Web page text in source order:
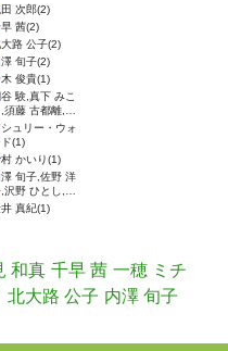
次郎(2)
茜(2)
路 公子(2)
旬子(2)
俊貴(1)
験,真下 みこ
,須藤 古都離,…
シュリー・ウォ
ド(1)
かいり(1)
旬子,佐野 洋
沢野 ひとし,…
真紀(1)
和真 千早 茜 一穂 ミチ
北大路 公子 内澤 旬子